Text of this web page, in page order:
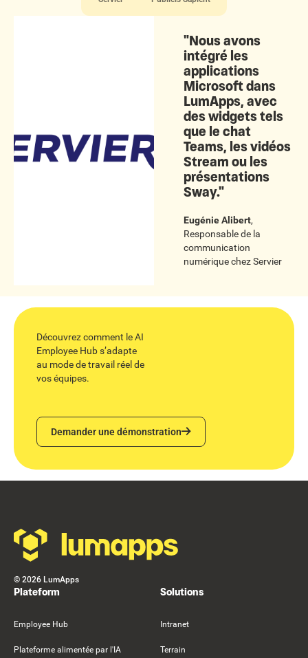
"Nous avons
intégré les
applications
Microsoft dans
LumApps, avec
des widgets tels
que le chat
Teams, les vidéos
Stream ou les
présentations
Sway."
Eugénie Alibert,
Responsable de la
communication
numériquechezServier
Découvrez comment le AI
Employee Hub s’adapte
au mode de travail réel de
vos équipes.
Demander une démonstration
Demander une démonstration
© 2026 LumApps
Plateform
Employee Hub
Plateforme alimentée par l'IA
Solutions
Intranet
Terrain